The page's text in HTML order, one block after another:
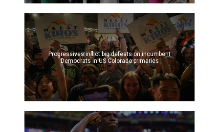
Progressives inflict big defeats on incumbent
Democrats in US Colorado primaries